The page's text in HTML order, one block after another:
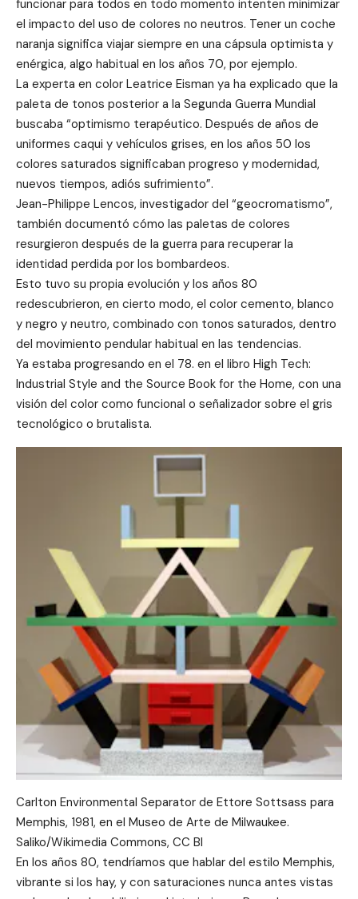
funcionar para todos en todo momento intenten minimizar
el impacto del uso de colores no neutros. Tener un coche
naranja significa viajar siempre en una cápsula optimista y
enérgica, algo habitual en los años 70, por ejemplo.
La experta en color Leatrice Eisman ya ha explicado que la
paleta de tonos posterior a la Segunda Guerra Mundial
buscaba “optimismo terapéutico. Después de años de
uniformes caqui y vehículos grises, en los años 50 los
colores saturados significaban progreso y modernidad,
nuevos tiempos, adiós sufrimiento”.
Jean-Philippe Lencos, investigador del “geocromatismo”,
también documentó cómo las paletas de colores
resurgieron después de la guerra para recuperar la
identidad perdida por los bombardeos.
Esto tuvo su propia evolución y los años 80
redescubrieron, en cierto modo, el color cemento, blanco
y negro y neutro, combinado con tonos saturados, dentro
del movimiento pendular habitual en las tendencias.
Ya estaba progresando en el 78. en el libro High Tech:
Industrial Style and the Source Book for the Home, con una
visión del color como funcional o señalizador sobre el gris
tecnológico o brutalista.
Carlton Environmental Separator de Ettore Sottsass para
Memphis, 1981, en el Museo de Arte de Milwaukee.
Saliko/Wikimedia Commons, CC BI
En los años 80, tendríamos que hablar del estilo Memphis,
vibrante si los hay, y con saturaciones nunca antes vistas